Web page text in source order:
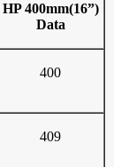
HP 400mm(16”)
Data
400
409